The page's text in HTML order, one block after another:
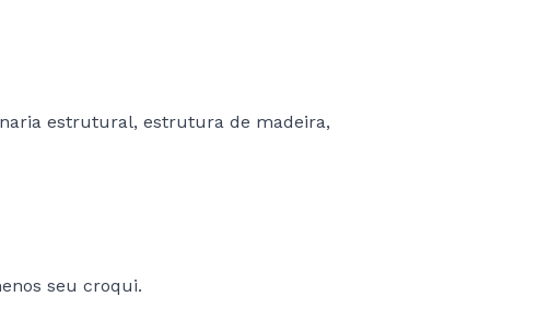
estrutural, estrutura de madeira,
seu croqui.